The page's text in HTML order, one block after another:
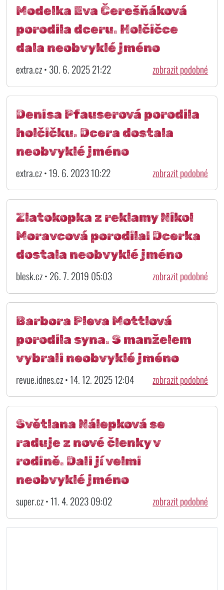
Modelka Eva Čerešňáková
porodila dceru. Holčičce
dala neobvyklé jméno
extra.cz • 30. 6. 2025 21:22 zobrazit podobné
Denisa Pfauserová porodila
holčičku. Dcera dostala
neobvyklé jméno
extra.cz • 19. 6. 2023 10:22 zobrazit podobné
Zlatokopka z reklamy Nikol
Moravcová porodila! Dcerka
dostala neobvyklé jméno
blesk.cz • 26. 7. 2019 05:03 zobrazit podobné
Barbora Pleva Mottlová
porodila syna. S manželem
vybrali neobvyklé jméno
revue.idnes.cz • 14. 12. 2025 12:04 zobrazit podobné
Světlana Nálepková se
raduje z nové členky v
rodině. Dali jí velmi
neobvyklé jméno
super.cz • 11. 4. 2023 09:02 zobrazit podobné